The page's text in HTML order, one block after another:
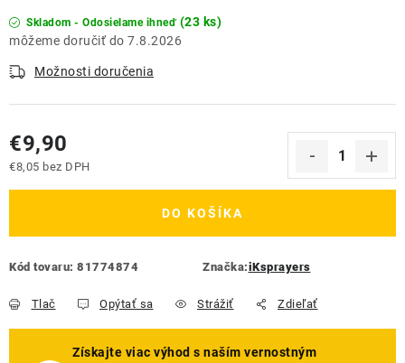
Skladom - Odosielame ihneď (23 ks)
7.8.2026
Možnosti doručenia
€9,90
€8,05 bez DPH
DO KOŠÍKA
Kód tovaru: 81774874 Značka:iKsprayers
Tlač Opýtať sa Strážiť Zdieľať
Získajte viac výhod s naším vernostným